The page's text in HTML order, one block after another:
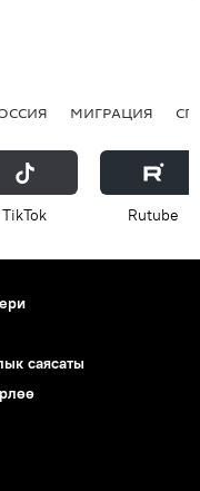
МИГРАЦИЯ
ТikТоk Rutube
саясаты